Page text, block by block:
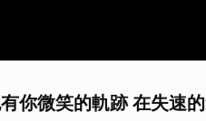
你微笑的軌跡 在失速